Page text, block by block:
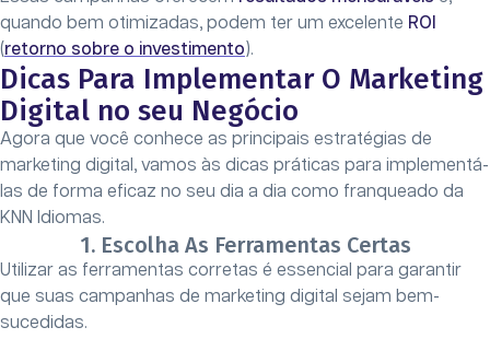
quando bem otimizadas, podem ter um excelente ROI
(retorno sobre o investimento).
Dicas Para Implementar O Marketing
Digital no seu Negócio
Agora que você conhece as principais estratégias de
marketing digital, vamos às dicas práticas para implementá-
las de forma eficaz no seu dia a dia como franqueado da
KNN Idiomas.
1. Escolha As Ferramentas Certas
Utilizar as ferramentas corretas é essencial para garantir
que suas campanhas de marketing digital sejam bem-
sucedidas.